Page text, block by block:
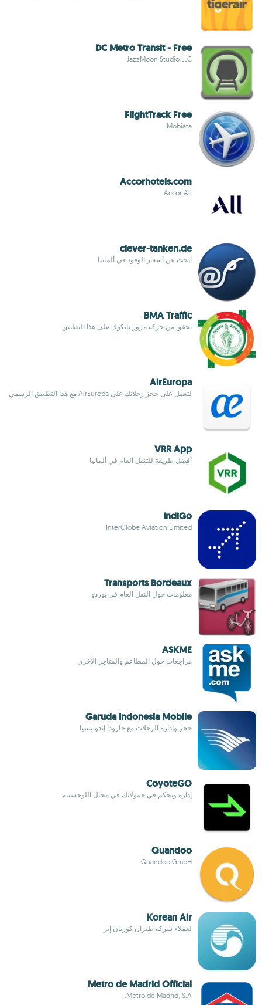
DC Metro Transit - Free
JazzMoon Studio LLC
FlightTrack Free
Mobiata
Accorhotels.com
Accor All
clever-tanken.de
ابحث عن أسعار الوقود في ألمانيا
BMA Traffic
تحقق من حركة مرور بانكوك على هذا التطبيق
AirEuropa
لتعمل على حجز رحلاتك على AirEuropa مع هذا التطبيق الرسمي
VRR App
أفضل طريقة للتنقل العام في ألمانيا
IndiGo
InterGlobe Aviation Limited
Transports Bordeaux
معلومات حول النقل العام في بوردو
ASKME
مراجعات حول المطاعم والمتاجر الأخرى
Garuda Indonesia Mobile
حجز وإدارة الرحلات مع جارودا إندونيسيا
CoyoteGO
إدارة وتحكم في حمولاتك في مجال اللوجستية
Quandoo
Quandoo GmbH
Korean Air
لعملاء شركة طيران كوريان إير
Metro de Madrid Official
Metro de Madrid, S.A.